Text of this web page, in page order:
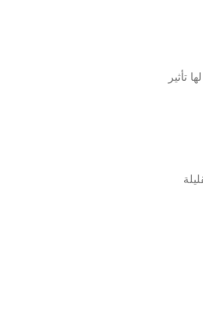
تأثير